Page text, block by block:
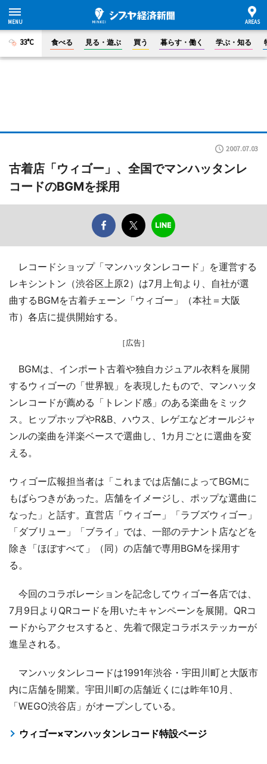
33°C 食べる 見る・遊ぶ 買う 暮らす・働く 学ぶ・知る
2007.07.03
古着店「ウィゴー」、全国でマンハッタンレ
コードのBGMを採用
レコードショップ「マンハッタンレコード」を運営する
レキシントン（渋谷区上原2）は7月上旬より、自社が選
曲するBGMを古着チェーン「ウィゴー」（本社＝大阪
市）各店に提供開始する。
［広告］
BGMは、インポート古着や独自カジュアル衣料を展開
するウィゴーの「世界観」を表現したもので、マンハッタ
ンレコードが薦める「トレンド感」のある楽曲をミック
ス。ヒップホップやR&B、ハウス、レゲエなどオールジャ
ンルの楽曲を洋楽ベースで選曲し、1カ月ごとに選曲を変
える。
ウィゴー広報担当者は「これまでは店舗によってBGMに
もばらつきがあった。店舗をイメージし、ポップな選曲に
なった」と話す。直営店「ウィゴー」「ラブズウィゴー」
「ダブリュー」「ブライ」では、一部のテナント店などを
除き「ほぼすべて」（同）の店舗で専用BGMを採用す
る。
今回のコラボレーションを記念してウィゴー各店では、
7月9日よりQRコードを用いたキャンペーンを展開。QRコ
ードからアクセスすると、先着で限定コラボステッカーが
進呈される。
マンハッタンレコードは1991年渋谷・宇田川町と大阪市
内に店舗を開業。宇田川町の店舗近くには昨年10月、
「WEGO渋谷店」がオープンしている。
ウィゴー×マンハッタンレコード特設ページ